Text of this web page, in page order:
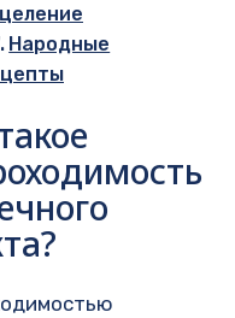
Народные